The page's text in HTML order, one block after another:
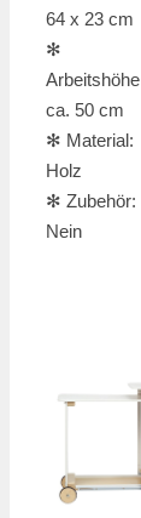
64 x 23 cm
✻
Arbeitshöhe
ca. 50 cm
✻ Material:
Holz
✻ Zubehör:
Nein